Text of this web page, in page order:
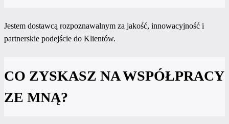
Jestem dostawcą rozpoznawalnym za jakość, innowacyjność i
partnerskie podejście do Klientów.
CO ZYSKASZ NA WSPÓŁPRACY
ZE MNĄ?